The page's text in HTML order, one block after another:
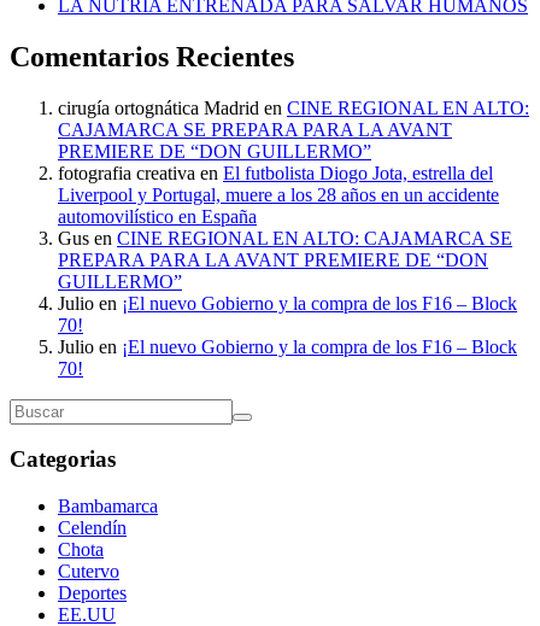
LA NUTRIA ENTRENADA PARA SALVAR HUMANOS
Comentarios Recientes
cirugía ortognática Madrid en CINE REGIONAL EN ALTO:
CAJAMARCA SE PREPARA PARA LA AVANT
PREMIERE DE “DON GUILLERMO”
fotografia creativa en El futbolista Diogo Jota, estrella del
Liverpool y Portugal, muere a los 28 años en un accidente
automovilístico en España
Gus en CINE REGIONAL EN ALTO: CAJAMARCA SE
PREPARA PARA LA AVANT PREMIERE DE “DON
GUILLERMO”
Julio en ¡El nuevo Gobierno y la compra de los F16 – Block
70!
Julio en ¡El nuevo Gobierno y la compra de los F16 – Block
70!
Categorias
Bambamarca
Celendín
Chota
Cutervo
Deportes
EE.UU